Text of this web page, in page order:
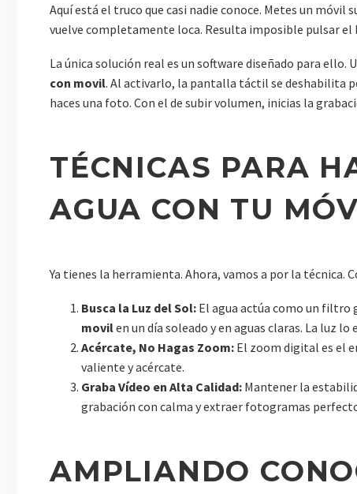
Aquí está el truco que casi nadie conoce. Metes un
vuelve completamente loca. Resulta imposible pulsar el
La única solución real es un software diseñado para ello.
con movil. Al activarlo, la pantalla táctil se deshabilita
haces una foto. Con el de subir volumen, inicias la
TÉCNICAS PARA
AGUA CON TU
Ya tienes la herramienta. Ahora, vamos a por la técnica.
Busca la Luz del Sol: El agua actúa como un filtro
movilen un día soleado y en aguas claras. La luz lo
Acércate, No Hagas Zoom: El zoom digital es el
valiente y acércate.
Graba Vídeo en Alta Calidad: Mantener la
grabación con calma y extraer fotogramas
AMPLIANDO